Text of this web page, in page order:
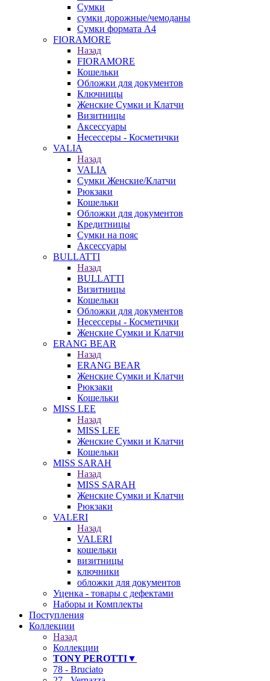
Сумки
сумки дорожные/чемоданы
Сумки формата А4
FIORAMORE
Назад
FIORAMORE
Кошельки
Обложки для документов
Ключницы
Женские Сумки и Клатчи
Визитницы
Аксессуары
Несессеры - Косметички
VALIA
Назад
VALIA
Сумки Женские/Клатчи
Рюкзаки
Кошельки
Обложки для документов
Кредитницы
Сумки на пояс
Аксессуары
BULLATTI
Назад
BULLATTI
Визитницы
Кошельки
Обложки для документов
Несессеры - Косметички
Женские Сумки и Клатчи
ERANG BEAR
Назад
ERANG BEAR
Женские Сумки и Клатчи
Рюкзаки
Кошельки
MISS LEE
Назад
MISS LEE
Женские Сумки и Клатчи
Кошельки
MISS SARAH
Назад
MISS SARAH
Женские Сумки и Клатчи
Рюкзаки
VALERI
Назад
VALERI
кошельки
визитницы
ключники
обложки для документов
Уценка - товары с дефектами
Наборы и Комплекты
Поступления
Коллекции
Назад
Коллекции
TONY PEROTTI▼
78 - Bruciato